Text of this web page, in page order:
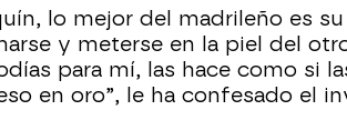
lo mejor del madrileño es
y meterse en la piel del
para mí, las hace como si
en oro”, le ha confesado el